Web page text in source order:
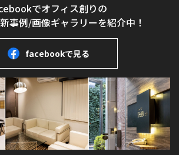
でオフィス創りの
事例/画像ギャラリーを紹介中！
facebookで見る